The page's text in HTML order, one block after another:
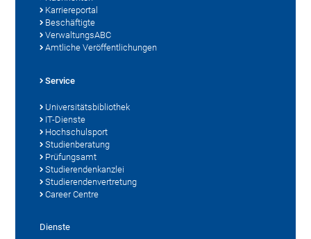
Karriereportal
Beschäftigte
VerwaltungsABC
Amtliche Veröffentlichungen
Service
Universitätsbibliothek
IT-Dienste
Hochschulsport
Studienberatung
Prüfungsamt
Studierendenkanzlei
Studierendenvertretung
Career Centre
Dienste